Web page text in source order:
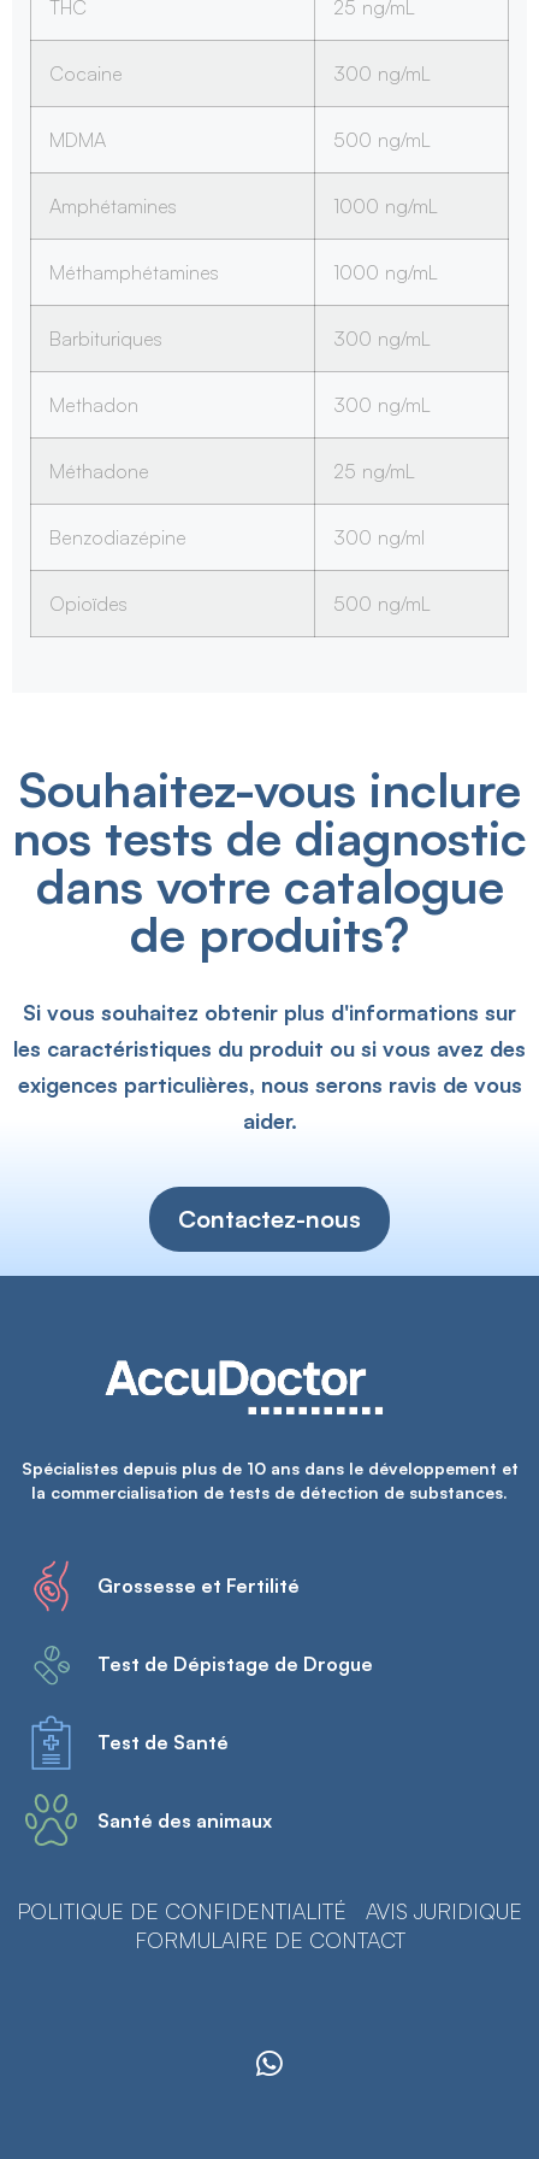
THC 25 ng/mL
Cocaine 300 ng/mL
MDMA 500 ng/mL
Amphétamines 1000 ng/mL
Méthamphétamines 1000 ng/mL
Barbituriques 300 ng/mL
Methadon 300 ng/mL
Méthadone 25 ng/mL
Benzodiazépine 300 ng/ml
Opioïdes 500 ng/mL
Souhaitez-vous inclure
nos tests de diagnostic
dans votre catalogue
de produits?
Si vous souhaitez obtenir plus d'informations sur
les caractéristiques du produit ou si vous avez des
exigences particulières, nous serons ravis de vous
aider.
Contactez-nous
Spécialistes depuis plus de 10 ans dans le développement et
la commercialisation de tests de détection de substances.
Grossesse et Fertilité
Test de Dépistage de Drogue
Test de Santé
Santé des animaux
POLITIQUE DE CONFIDENTIALITÉ
AVIS JURIDIQUE
FORMULAIRE DE CONTACT